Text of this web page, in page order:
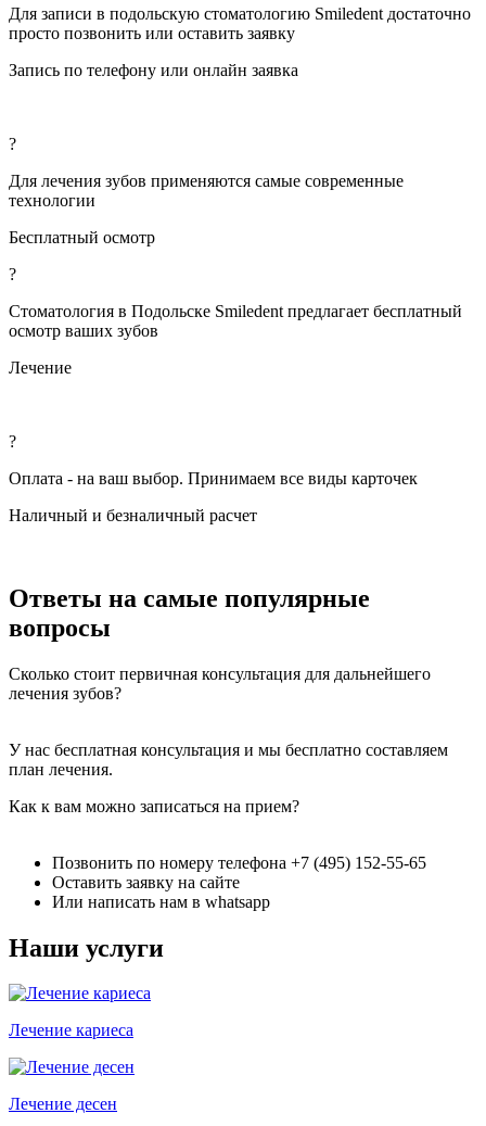
Для записи в подольскую стоматологию Smiledent достаточно
просто позвонить или оставить заявку
Запись по телефону или онлайн заявка
?
Для лечения зубов применяются самые современные
технологии
Бесплатный осмотр
?
Стоматология в Подольске Smiledent предлагает бесплатный
осмотр ваших зубов
Лечение
?
Оплата - на ваш выбор. Принимаем все виды карточек
Наличный и безналичный расчет
Ответы на самые популярные
вопросы
Сколько стоит первичная консультация для дальнейшего
лечения зубов?
У нас бесплатная консультация и мы бесплатно составляем
план лечения.
Как к вам можно записаться на прием?
Позвонить по номеру телефона +7 (495) 152-55-65
Оставить заявку на сайте
Или написать нам в whatsapp
Наши услуги
Лечение кариеса
Лечение десен